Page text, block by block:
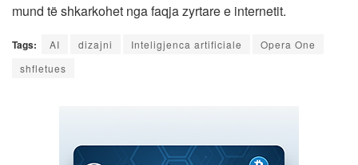
mund të shkarkohet nga faqja zyrtare e internetit.
Tags: AI dizajni Inteligjenca artificiale
Opera One
shfletues